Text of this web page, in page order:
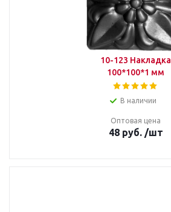
10-123 Накладка
100*100*1 мм
В наличии
Оптовая цена
48руб. /шт